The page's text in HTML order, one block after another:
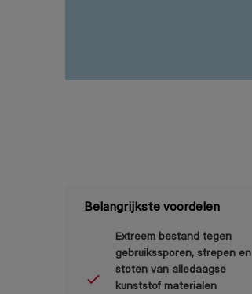
Belangrijkste voordelen
Extreem bestand tegen
gebruikssporen, strepen en
stoten van alledaagse
kunststof materialen